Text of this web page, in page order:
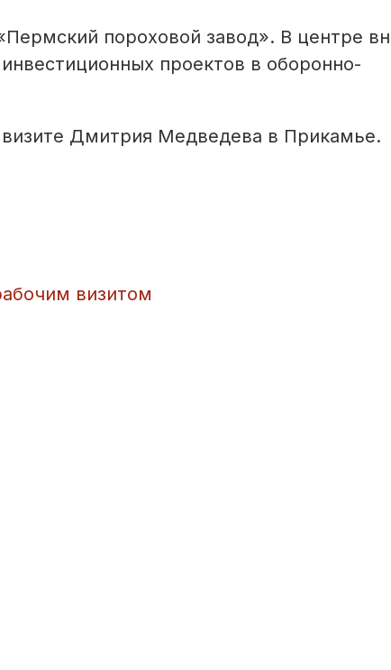
пороховой завод». В центре
проектов в оборонно-
Дмитрия Медведева в Прикамье.
визитом